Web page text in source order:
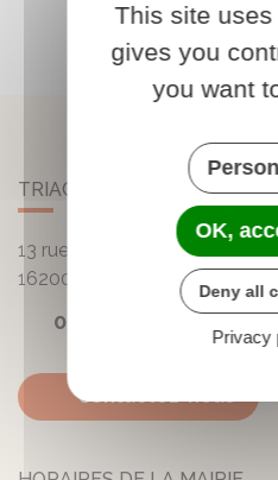
TRIAC-LAUTRAIT
13 rue de la Mairie - Lautrait
16200
Triac-Lautrait
05 45 81 05 41
Contactez-nous
This site
gives you
you want
OK,
Deny all
Privacy